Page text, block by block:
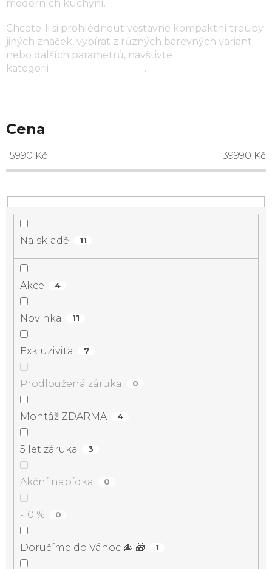
moderních kuchyní.
Chcete-li si prohlédnout vestavné kompaktní trouby
jiných značek, vybírat z různých barevných variant
nebo dalších parametrů, navštivte
kategorii
.
Cena
15990 Kč 39990 Kč
Na skladě 11
Akce 4
Novinka 11
Exkluzivita 7
Prodloužená záruka 0
Montáž ZDARMA 4
5 let záruka 3
Akční nabídka 0
-10 % 0
Doručíme do Vánoc 🎄 🎁 1